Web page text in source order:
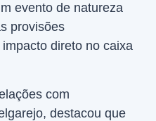
evento de natureza
provisões
direto no caixa
com
destacou que